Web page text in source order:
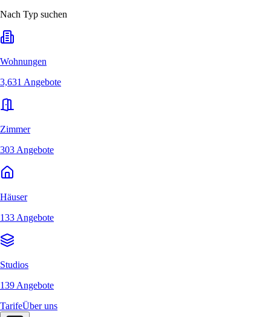
Nach Typ suchen
Wohnungen
3,631 Angebote
Zimmer
303 Angebote
Häuser
133 Angebote
Studios
139 Angebote
TarifeÜber uns